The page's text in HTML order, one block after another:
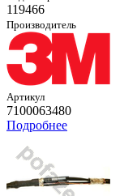
119466
Производитель
Артикул
7100063480
Подробнее